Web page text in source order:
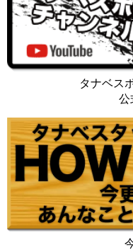
タナベス
公